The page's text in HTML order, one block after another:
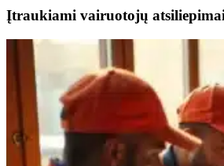
Įtraukiami vairuotojų